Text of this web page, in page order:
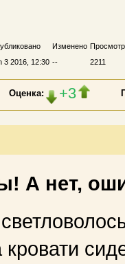
Изменено
3 2016, 12:30 -- 2211
Оценка: +3
А нет,
кровати